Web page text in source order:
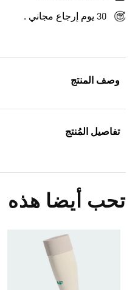
وصف المنتج
تفاصيل المُنتج
تحب أيضا هذه